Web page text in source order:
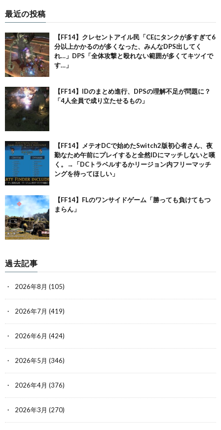
最近の投稿
【FF14】クレセントアイル民「CEにタンクが多すぎて6
分以上かかるのが多くなった、みんなDPS出してく
れ…」DPS「全体攻撃と殴れない範囲が多くてキツイで
す…」
【FF14】IDのまとめ進行、DPSの理解不足が問題に？
「4人全員で成り立たせるもの」
【FF14】メテオDCで始めたSwitch2版初心者さん、夜
勤なため午前にプレイすると全然IDにマッチしないと嘆
く。→「DCトラベルするかリージョン内フリーマッチ
ングを待ってほしい」
【FF14】FLのワンサイドゲーム「勝っても負けてもつ
まらん」
過去記事
2026年8月 (105)
2026年7月 (419)
2026年6月 (424)
2026年5月 (346)
2026年4月 (376)
2026年3月 (270)